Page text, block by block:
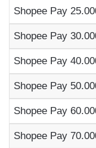
Shopee Pay
Shopee Pay
Shopee Pay
Shopee Pay
Shopee Pay
Shopee Pay